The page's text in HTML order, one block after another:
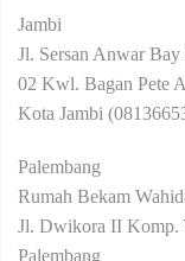
Jambi
Jl. Sersan Anwar
02 Kwl. Bagan Pete
Kota Jambi
Palembang
Rumah Bekam
Jl. Dwikora II Komp.
Palembang